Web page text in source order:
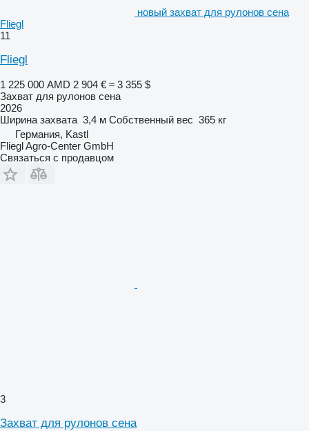
новый захват для рулонов сена
Fliegl
11
Fliegl
1 225 000 AMD 2 904 € ≈ 3 355 $
Захват для рулонов сена
2026
Ширина захвата 3,4 м Собственный вес 365 кг
Германия, Kastl
Fliegl Agro-Center GmbH
Связаться с продавцом
3
Захват для рулонов сена